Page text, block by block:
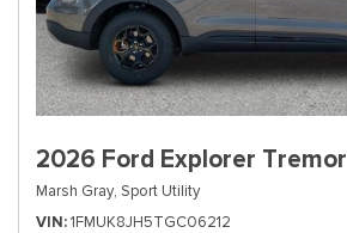
2026 Ford Explorer Tremor
Marsh Gray, Sport Utility
VIN 1FMUK8JH5TGC06212